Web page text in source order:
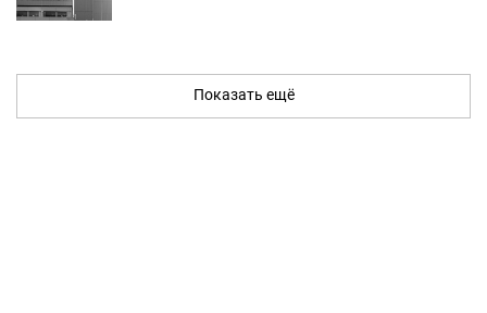
Показать ещё